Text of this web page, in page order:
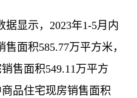
显示，2023年1-5月内
面积585.77万平方米，
售面积549.11万平方
品住宅现房销售面积